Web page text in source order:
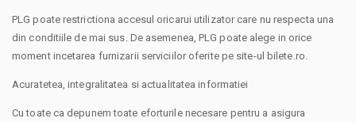
PLG poate restrictiona accesul oricarui utilizator care nu respecta una
din conditiile de mai sus. De asemenea, PLG poate alege in orice
moment incetarea furnizarii serviciilor oferite pe site-ul bilete.ro.
Acuratetea, integralitatea si actualitatea informatiei
Cu toate ca depunem toate eforturile necesare pentru a asigura